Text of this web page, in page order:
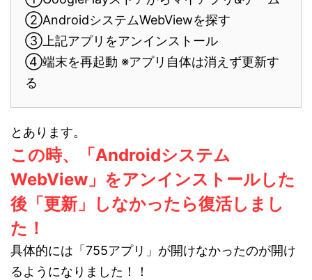
②AndroidシステムWebViewを探す
③上記アプリをアンインストール
④端末を再起動 ※アプリ自体は消えず更新す
る
とあります。
この時、「Androidシステム
WebView」をアンインストールした
後「更新」しなかったら復活しまし
た！
具体的には「755アプリ」が開けなかったのが開け
るようになりました！！